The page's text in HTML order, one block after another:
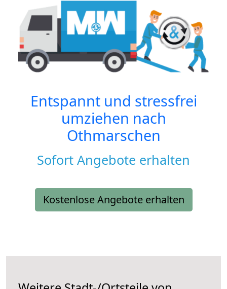
Entspannt und stressfrei
umziehen nach
Othmarschen
Sofort Angebote erhalten
Kostenlose Angebote erhalten